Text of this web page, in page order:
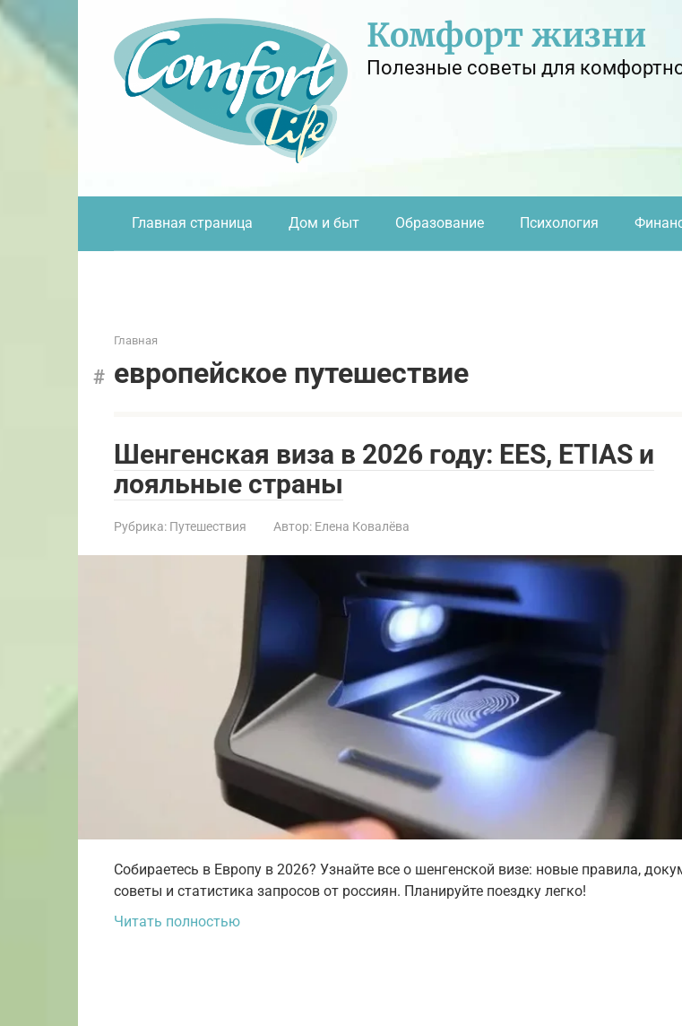
Перейти
контенту
Комфорт жизни
Полезные советы для
Главная страница Дом и быт Образование Психология
Главная
европейское путешествие
Шенгенская виза в 2026 году: EES, ETIAS и
лояльные страны
Рубрика: Путешествия Автор: Елена Ковалёва
Собираетесь в Европу в 2026? Узнайте все о шенгенской визе: новые правила,
советы и статистика запросов от россиян. Планируйте поездку легко!
Читать полностью